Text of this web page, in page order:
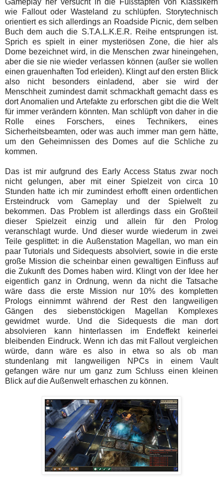
wie Fallout oder Wasteland zu schlüpfen. Storytechnisch
orientiert es sich allerdings an Roadside Picnic, dem selben
Buch dem auch die S.T.A.L.K.E.R. Reihe entsprungen ist.
Sprich es spielt in einer mysteriösen Zone, die hier als
Dome bezeichnet wird, in die Menschen zwar hineingehen,
aber die sie nie wieder verlassen können (außer sie wollen
einen grauenhaften Tod erleiden). Klingt auf den ersten Blick
also nicht besonders einladend, aber sie wird der
Menschheit zumindest damit schmackhaft gemacht dass es
dort Anomalien und Artefakte zu erforschen gibt die die Welt
für immer verändern könnten. Man schlüpft von daher in die
Rolle eines Forschers, eines Technikers, eines
Sicherheitsbeamten, oder was auch immer man gern hätte,
um den Geheimnissen des Domes auf die Schliche zu
kommen.
Das ist mir aufgrund des Early Access Status zwar noch
nicht gelungen, aber mit einer Spielzeit von circa 10
Stunden hatte ich mir zumindest erhofft einen ordentlichen
Ersteindruck vom Gameplay und der Spielwelt zu
bekommen. Das Problem ist allerdings dass ein Großteil
dieser Spielzeit einzig und allein für den Prolog
veranschlagt wurde. Und dieser wurde wiederum in zwei
Teile gesplittet: in die Außenstation Magellan, wo man ein
paar Tutorials und Sidequests absolviert, sowie in die erste
große Mission die scheinbar einen gewaltigen Einfluss auf
die Zukunft des Domes haben wird. Klingt von der Idee her
eigentlich ganz in Ordnung, wenn da nicht die Tatsache
wäre dass die erste Mission nur 10% des kompletten
Prologs einnimmt während der Rest den langweiligen
Gängen des siebenstöckigen Magellan Komplexes
gewidmet wurde. Und die Sidequests die man dort
absolvieren kann hinterlassen im Endeffekt keinerlei
bleibenden Eindruck. Wenn ich das mit Fallout vergleichen
würde, dann wäre es also in etwa so als ob man
stundenlang mit langweiligen NPCs in einem Vault
gefangen wäre nur um ganz zum Schluss einen kleinen
Blick auf die Außenwelt erhaschen zu können.